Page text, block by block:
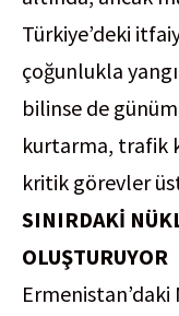
Türkiye’deki
çoğunlukla
bilinse de
kurtarma, trafik
kritik görevler
SINIRDAKİ
OLUŞTURUYOR